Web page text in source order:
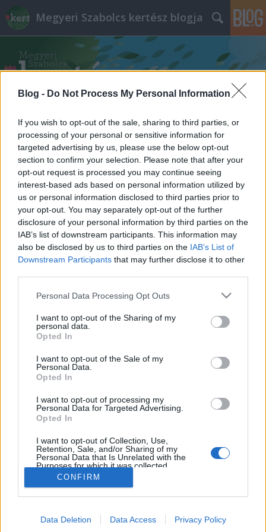
Blog - Do Not Process My Personal Information
If you wish to opt-out of the sale, sharing to third parties, or
processing of your personal or sensitive information for
targeted advertising by us, please use the below opt-out
section to confirm your selection. Please note that after your
opt-out request is processed you may continue seeing
interest-based ads based on personal information utilized by
us or personal information disclosed to third parties prior to
your opt-out. You may separately opt-out of the further
disclosure of your personal information by third parties on the
IAB’s list of downstream participants. This information may
also be disclosed by us to third parties on the IAB’s List of
Downstream Participants that may further disclose it to other
Please note that this website/app uses one or more Google
not limited to your visit or usage behaviour. You may click to
grant or deny consent to Google and its third-party tags to
use your data for below specified purposes in below Google
consent section.
Personal Data Processing Opt Outs
I want to opt-out of the Sharing of my
personal data.
Opted In
I want to opt-out of the Sale of my
Personal Data.
Opted In
I want to opt-out of processing my
Personal Data for Targeted Advertising.
Opted In
I want to opt-out of Collection, Use,
Retention, Sale, and/or Sharing of my
Personal Data that Is Unrelated with the
Purposes for which it was collected.
Opted Out
I want to allow Google to enable storage
CONFIRM
Data Deletion Data Access Privacy Policy
Megyeri Szabolcs kertész blogja
Címkék»zöldhulladék
Mi legyen a lombhulladékkal?
Az avarégetéstől a komposztálásig
Megyeri Szabolcs• 2014. október 11.
A címbeli kérdés így az ősz feléhez közeledve
mindenképp aktuális, ám kicsit kiegészítésre szorul,
hiszen október-november környékén nem csak a
lehulló levelek okoznak fejtörést, ha kerti szerves
hulladékról beszélünk. Ősszel a gondos gazda
szépen rendberakja a birtokát…
Őszi lombtalanítás
Ősszel a kertek többsége nyugalomba vonul,
felkészítik azokat a hideg évszakok tétlen
várakozására. Ilyenkor október tájékán még akad
meglévőket metszeni, az utolsó…